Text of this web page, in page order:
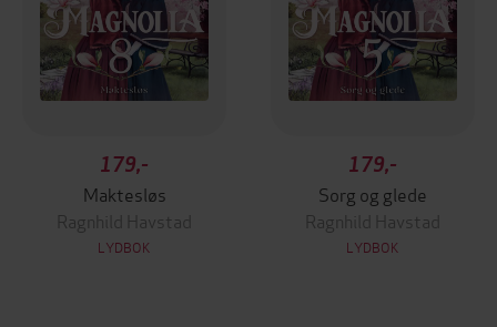
179,-
Maktesløs
Ragnhild Havstad
LYDBOK
179,-
Sorg og glede
Ragnhild Havstad
LYDBOK